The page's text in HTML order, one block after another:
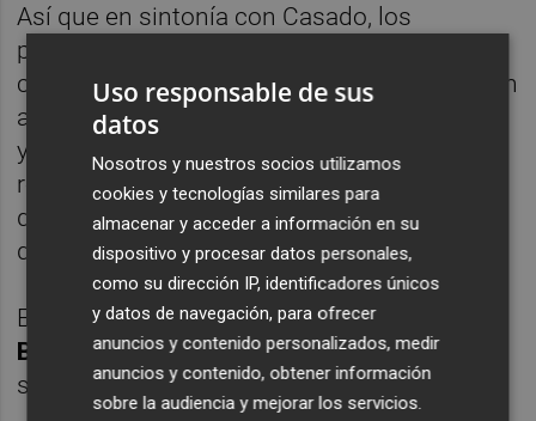
Así que en sintonía con Casado, los
presidentes autonómicos del PP no ven
claro el recurso al estado de alarma y critican
abiertamente a Sánchez por lanzar la oferta,
ya que la interpretan como dejación de
responsabilidades en una coyuntura en la
que no se aplana el crecimiento sostenido
de contagios.
El portavoz de la Junta de Andalucía,
Bendodo, ha asegurado que la propuesta es
sencillamente "una irresponsabilidad".
Uso responsable de sus
datos
Nosotros y nuestros socios utilizamos
cookies y tecnologías similares para
almacenar y acceder a información en su
dispositivo y procesar datos personales,
como su dirección IP, identificadores únicos
y datos de navegación, para ofrecer
anuncios y contenido personalizados, medir
anuncios y contenido, obtener información
sobre la audiencia y mejorar los servicios.